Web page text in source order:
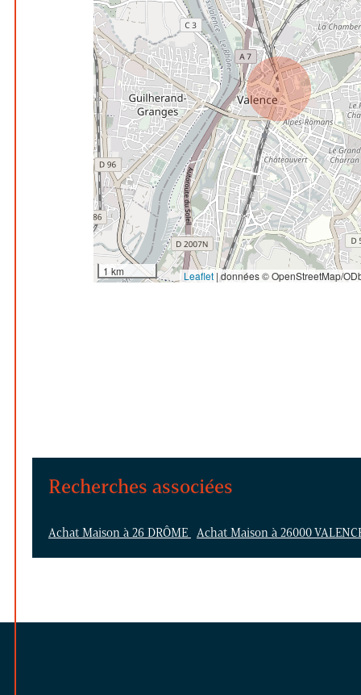
1 km Leaflet |données © OpenStreetMap/
Recherches associées
Achat Maison à 26 DRÔME Achat Maison à 26000